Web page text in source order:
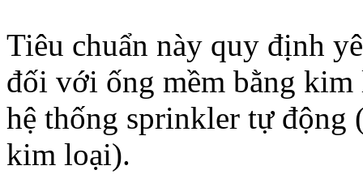
Tiêu chuẩn này quy định
đối với ống mềm bằng
hệ thống sprinkler tự động
kim loại).